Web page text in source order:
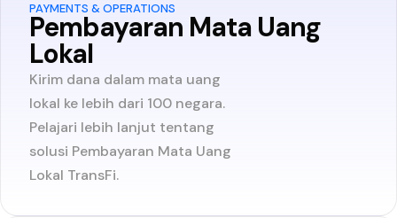
PAYMENTS & OPERATIONS
Pembayaran Mata Uang
Lokal
Kirim dana dalam mata uang
lokal ke lebih dari 100 negara.
Pelajari lebih lanjut tentang
solusi Pembayaran Mata Uang
Lokal TransFi.